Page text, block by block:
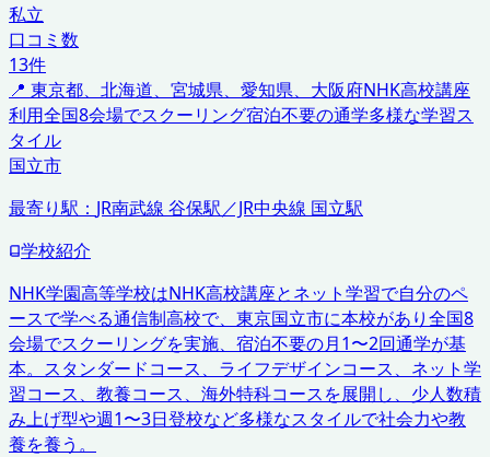
私立
口コミ数
13件
📍 東京都、北海道、宮城県、愛知県、大阪府NHK高校講座
利用全国8会場でスクーリング宿泊不要の通学多様な学習ス
タイル
国立市
最寄り駅： JR南武線 谷保駅／JR中央線 国立駅
学校紹介
NHK学園高等学校はNHK高校講座とネット学習で自分のペ
ースで学べる通信制高校で、東京国立市に本校があり全国8
会場でスクーリングを実施、宿泊不要の月1〜2回通学が基
本。スタンダードコース、ライフデザインコース、ネット学
習コース、教養コース、海外特科コースを展開し、少人数積
み上げ型や週1〜3日登校など多様なスタイルで社会力や教
養を養う。